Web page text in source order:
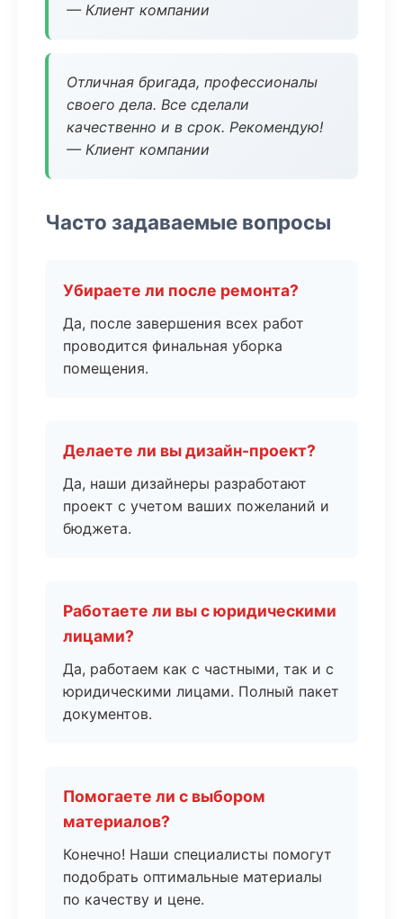
— Клиент компании
Отличная бригада, профессионалы
своего дела. Все сделали
качественно и в срок. Рекомендую!
— Клиент компании
Часто задаваемые вопросы
Убираете ли после ремонта?
Да, после завершения всех работ
проводится финальная уборка
помещения.
Делаете ли вы дизайн-проект?
Да, наши дизайнеры разработают
проект с учетом ваших пожеланий и
бюджета.
Работаете ли вы с юридическими
лицами?
Да, работаем как с частными, так и с
юридическими лицами. Полный пакет
документов.
Помогаете ли с выбором
материалов?
Конечно! Наши специалисты помогут
подобрать оптимальные материалы
по качеству и цене.